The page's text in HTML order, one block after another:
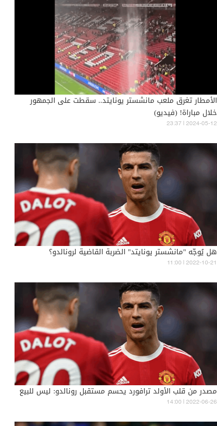
الأمطار تغرق ملعب مانشستر يونايتد.. سقطت على الجمهور
خلال مباراة! (فيديو)
23:37 | 2024-05-12
هل يُوجّه "مانشستر يونايتد" الضربة القاضية لرونالدو؟
11:00 | 2022-10-21
مصدر من قلب الأولد ترافورد يحسم مستقبل رونالدو: ليس للبيع
14:00 | 2022-06-26